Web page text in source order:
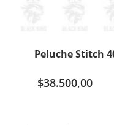
Peluche Stitch
$38.500,00